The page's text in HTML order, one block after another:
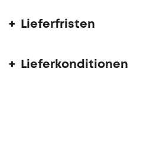
Lieferfristen
Lieferkonditionen